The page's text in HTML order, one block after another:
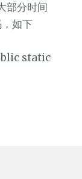
分时间
如下
static